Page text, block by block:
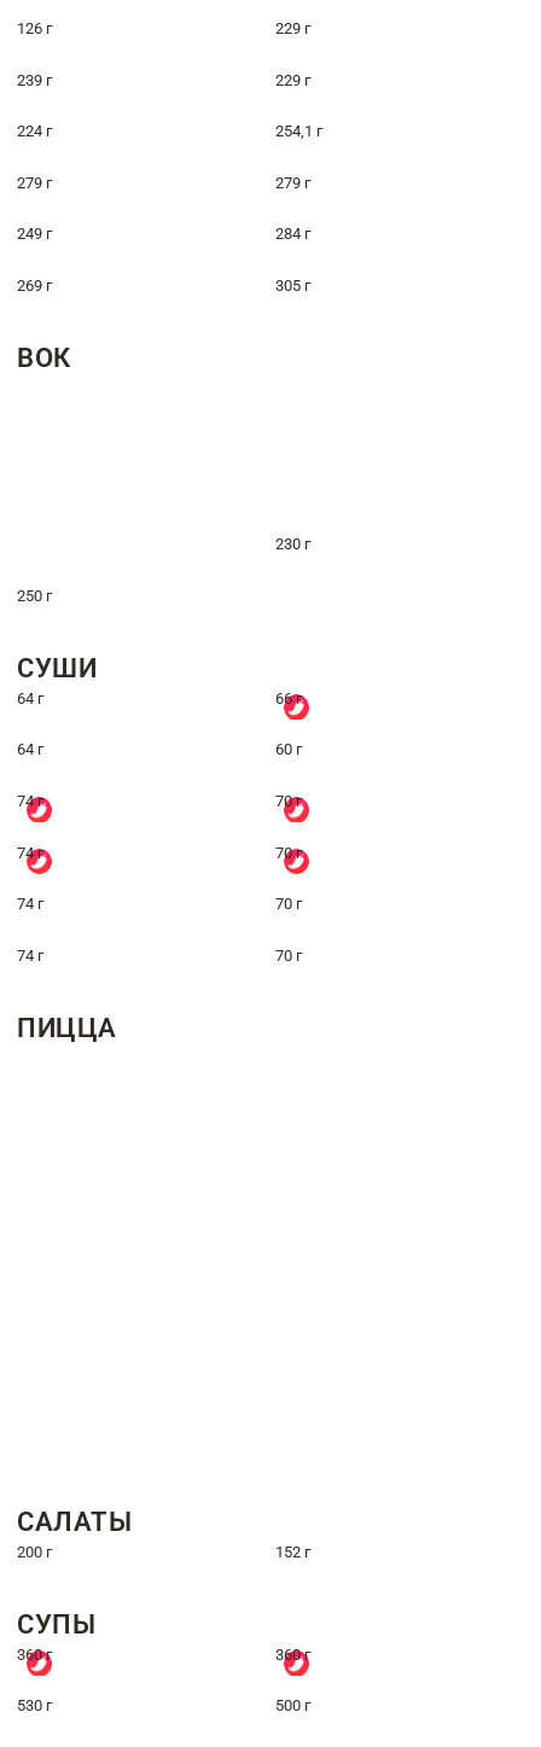
126 г 229 г
239 г 229 г
224 г 254,1 г
279 г 279 г
249 г 284 г
269 г 305 г
ВОК
230 г
250 г
СУШИ
64 г 66 г
64 г 60 г
74 г 70 г
74 г 70 г
74 г 70 г
74 г 70 г
ПИЦЦА
САЛАТЫ
200 г 152 г
СУПЫ
360 г 360 г
530 г 500 г